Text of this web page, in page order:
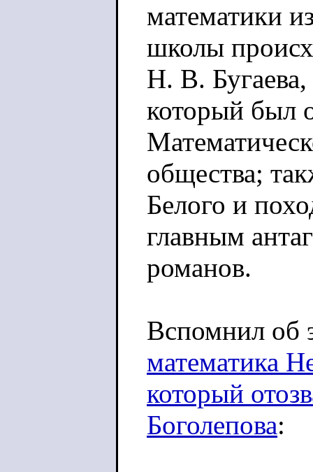
математики
школы
Н. В. Бугаева,
который был
общества;
Белого и
главным
романов.
Вспомнил об
математика
который
Боголепова: